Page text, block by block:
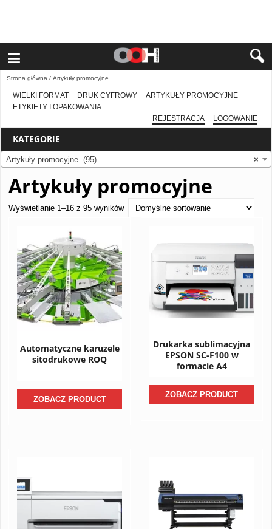
≡
Strona główna / Artykuły promocyjne
WIELKI FORMAT DRUK CYFROWY
ARTYKUŁY PROMOCYJNE
ETYKIETY I OPAKOWANIA
REJESTRACJA
LOGOWANIE
KATEGORIE
×
Artykuły promocyjne (95)
Artykuły promocyjne
Wyświetlanie 1–16 z 95 wyników
Automatyczne karuzele
sitodrukowe ROQ
ZOBACZ PRODUCT
Drukarka sublimacyjna
EPSON SC-F100 w
formacie A4
ZOBACZ PRODUCT